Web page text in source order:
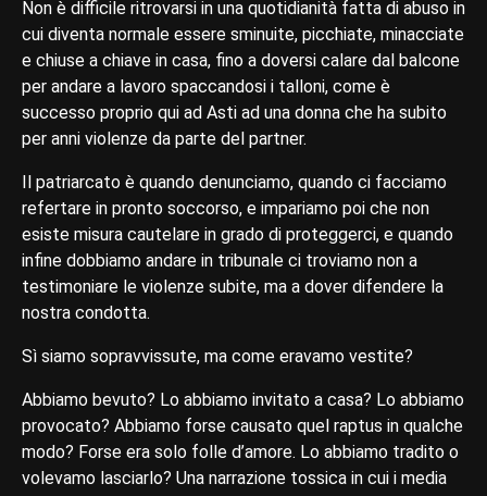
Non è difficile ritrovarsi in una quotidianità fatta di abuso in
cui diventa normale essere sminuite, picchiate, minacciate
e chiuse a chiave in casa, fino a doversi calare dal balcone
per andare a lavoro spaccandosi i talloni, come è
successo proprio qui ad Asti ad una donna che ha subito
per anni violenze da parte del partner.
Il patriarcato è quando denunciamo, quando ci facciamo
refertare in pronto soccorso, e impariamo poi che non
esiste misura cautelare in grado di proteggerci, e quando
infine dobbiamo andare in tribunale ci troviamo non a
testimoniare le violenze subite, ma a dover difendere la
nostra condotta.
Sì siamo sopravvissute, ma come eravamo vestite?
Abbiamo bevuto? Lo abbiamo invitato a casa? Lo abbiamo
provocato? Abbiamo forse causato quel raptus in qualche
modo? Forse era solo folle d’amore. Lo abbiamo tradito o
volevamo lasciarlo? Una narrazione tossica in cui i media